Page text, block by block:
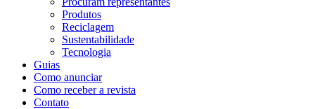
Produtos
Reciclagem
Sustentabilidade
Tecnologia
Guias
Como anunciar
Como receber a revista
Contato